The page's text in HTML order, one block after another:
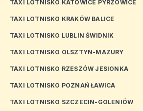
TAXI LOTNISKO KATOWICE PYRZOWICE
TAXI LOTNISKO KRAKÓW BALICE
TAXI LOTNISKO LUBLIN ŚWIDNIK
TAXI LOTNISKO OLSZTYN-MAZURY
TAXI LOTNISKO RZESZÓW JESIONKA
TAXI LOTNISKO POZNAŃ ŁAWICA
TAXI LOTNISKO SZCZECIN-GOLENIÓW